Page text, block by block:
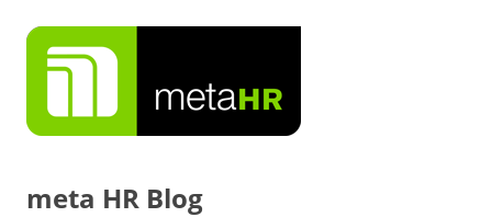
Inhalt
springen
meta HR Blog